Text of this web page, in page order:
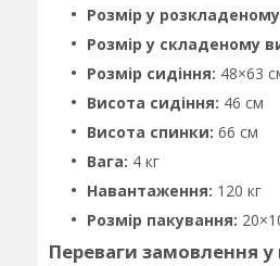
Розмір у
Розмір у складеному
Розмір сидіння: 48×63
Висота сидіння: 46 см
Висота спинки: 66 см
Вага: 4 кг
Навантаження: 120 кг
Розмір пакування:
Переваги замовлення у